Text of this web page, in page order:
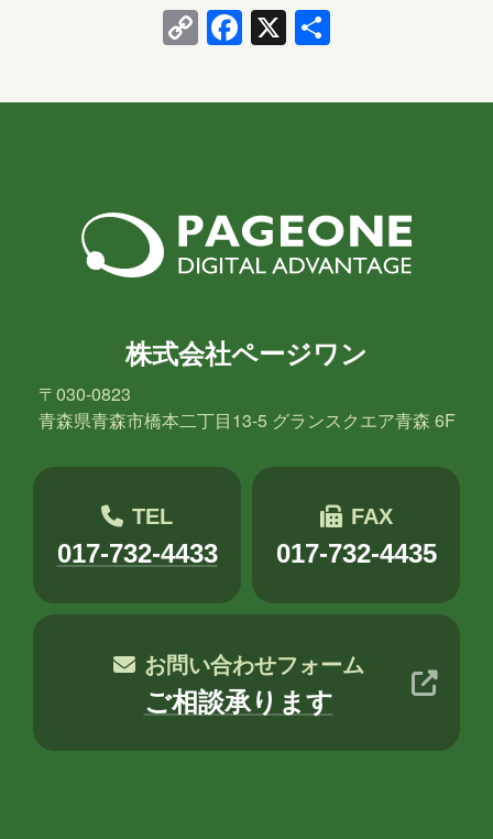
Copy
Link
Facebook
X
株式会社ページワン
〒030-0823
青森県青森市橋本二丁目13-5 グランスクエア青森 6F
TEL
017-732-4433
FAX
017-732-4435
お問い合わせフォーム
ご相談承ります